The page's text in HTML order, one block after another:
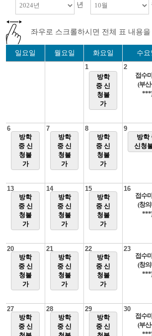
년
좌우로 스크롤하시면 전체 표 내용
일요일 월요일 화요일 수요
1
방학
중 신
청불
가
2
접수
(부
***)
6
방학
중 신
청불
가
7
방학
중 신
청불
가
8
방학
중 신
청불
가
9
방학
신청
13
방학
중 신
청불
가
14
방학
중 신
청불
가
15
방학
중 신
청불
가
16
접수
(창
***)
20
방학
중 신
청불
가
21
방학
중 신
청불
가
22
방학
중 신
청불
가
23
접수
(창
***)
27
방학
중 신
28
방학
중 신
29
방학
중 신
30
접수
(부
***)